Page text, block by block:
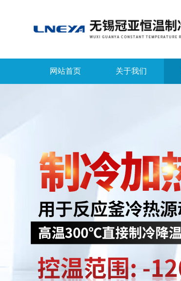
网站首页 关于我们